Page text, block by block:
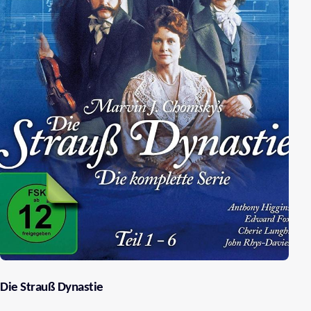
werden ein Liebespaar. Der König von Sparta sinnt
nach Rache und zieht gemeinsam mit dem
griechischen König nach Troja, um Helena
zurückzuholen. Diesem Wunsch gibt Priamos jedoch
nicht nach, worauf der Zehnjährige Krieg um Troja
ausbricht. Beim Filmschluss sind von den
Hauptdarstellern nur mehr Helena und Menelaos am
Leben. Helena folgt Menelaos nach Sparta.
Die Strauß Dynastie